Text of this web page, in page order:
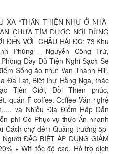
XA “THÂN THIỆN NHƯ Ở NHÀ”
CHƯA TÌM ĐƯỢC NƠI DỪNG
ĐẾN VỚI CHÂU HẢI ĐC: 73 Khu
Phùng - Nguyễn Công Trứ,
Đầy Đủ Tiện Nghi Sạch Sẽ
Sống ảo như: Vạn Thành Hill,
Đà Lạt, Biệt thự Hằng Nga, thác
Tiên Giới, Đồi Thiên phúc,
quán F coffee, Coffee Văn nghệ
và Nhiều Địa Điểm Hấp Dẫn
phí Có Phục vụ thức Ăn nhanh
Cách chợ đêm Quảng trường 5p-
ĐẶC BIỆT ÁP DỤNG GIẢM
+ Wifi tốc độ cao. Hỗ trợ dịch